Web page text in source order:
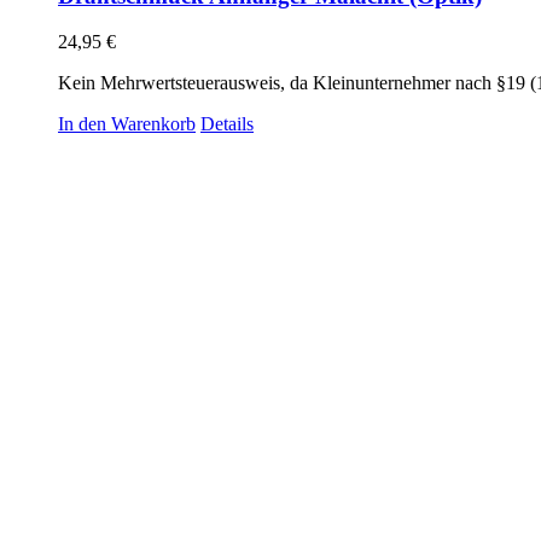
24,95 €
Kein Mehrwertsteuerausweis, da Kleinunternehmer nach §19
In den Warenkorb Details